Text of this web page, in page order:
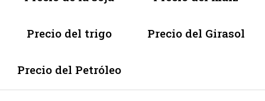
Precio del trigo Precio del Girasol
Precio del Petróleo